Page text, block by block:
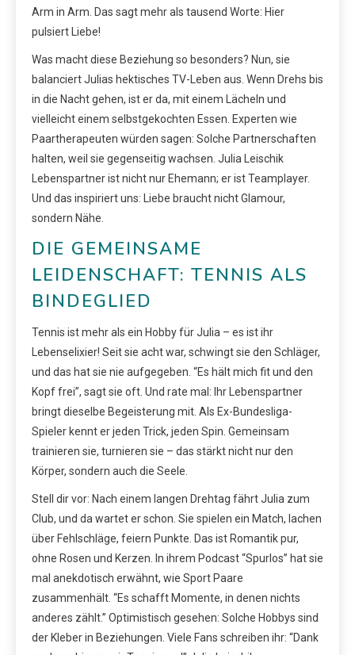
Arm in Arm. Das sagt mehr als tausend Worte: Hier
pulsiert Liebe!
Was macht diese Beziehung so besonders? Nun, sie
balanciert Julias hektisches TV-Leben aus. Wenn Drehs bis
in die Nacht gehen, ist er da, mit einem Lächeln und
vielleicht einem selbstgekochten Essen. Experten wie
Paartherapeuten würden sagen: Solche Partnerschaften
halten, weil sie gegenseitig wachsen. Julia Leischik
Lebenspartner ist nicht nur Ehemann; er ist Teamplayer.
Und das inspiriert uns: Liebe braucht nicht Glamour,
sondern Nähe.
DIE GEMEINSAME
LEIDENSCHAFT: TENNIS ALS
BINDEGLIED
Tennis ist mehr als ein Hobby für Julia – es ist ihr
Lebenselixier! Seit sie acht war, schwingt sie den Schläger,
und das hat sie nie aufgegeben. “Es hält mich fit und den
Kopf frei”, sagt sie oft. Und rate mal: Ihr Lebenspartner
bringt dieselbe Begeisterung mit. Als Ex-Bundesliga-
Spieler kennt er jeden Trick, jeden Spin. Gemeinsam
trainieren sie, turnieren sie – das stärkt nicht nur den
Körper, sondern auch die Seele.
Stell dir vor: Nach einem langen Drehtag fährt Julia zum
Club, und da wartet er schon. Sie spielen ein Match, lachen
über Fehlschläge, feiern Punkte. Das ist Romantik pur,
ohne Rosen und Kerzen. In ihrem Podcast “Spurlos” hat sie
mal anekdotisch erwähnt, wie Sport Paare
zusammenhält. “Es schafft Momente, in denen nichts
anderes zählt.” Optimistisch gesehen: Solche Hobbys sind
der Kleber in Beziehungen. Viele Fans schreiben ihr: “Dank